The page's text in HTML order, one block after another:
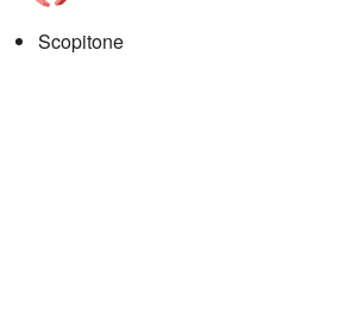
Scopitone